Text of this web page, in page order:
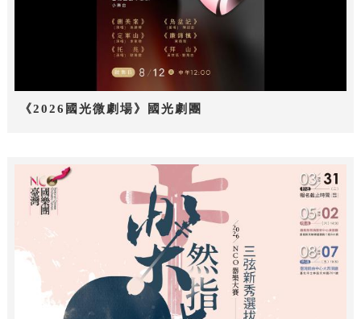
《2026國光微劇場》國光劇團